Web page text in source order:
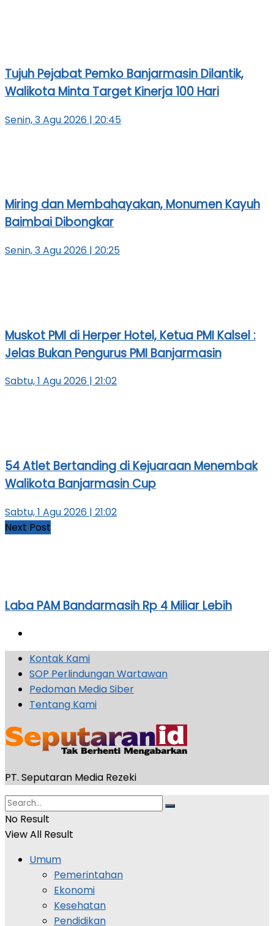
Tujuh Pejabat Pemko Banjarmasin Dilantik,
Walikota Minta Target Kinerja 100 Hari
Senin, 3 Agu 2026 | 20:45
Miring dan Membahayakan, Monumen Kayuh
Baimbai Dibongkar
Senin, 3 Agu 2026 | 20:25
Muskot PMI di Herper Hotel, Ketua PMI Kalsel :
Jelas Bukan Pengurus PMI Banjarmasin
Sabtu, 1 Agu 2026 | 21:02
54 Atlet Bertanding di Kejuaraan Menembak
Walikota Banjarmasin Cup
Sabtu, 1 Agu 2026 | 21:02
Next Post
Laba PAM Bandarmasih Rp 4 Miliar Lebih
Kontak Kami
SOP Perlindungan Wartawan
Pedoman Media Siber
Tentang Kami
PT. Seputaran Media Rezeki
No Result
View All Result
Umum
Pemerintahan
Ekonomi
Kesehatan
Pendidikan